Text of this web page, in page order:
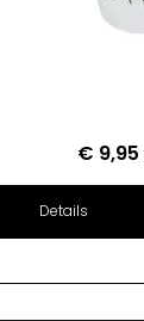
€ 9,95
Details